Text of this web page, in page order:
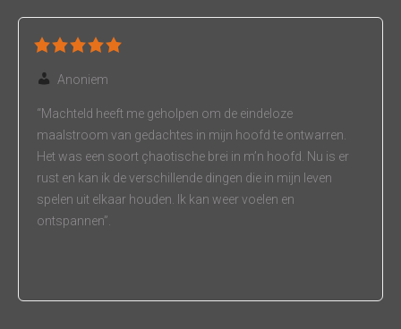
Anoniem
“Machteld heeft me geholpen om de eindeloze
maalstroom van gedachtes in mijn hoofd te ontwarren.
Het was een soort çhaotische brei in m’n hoofd. Nu is er
rust en kan ik de verschillende dingen die in mijn leven
spelen uit elkaar houden. Ik kan weer voelen en
ontspannen”.